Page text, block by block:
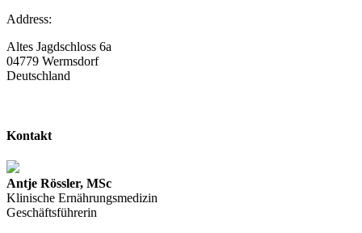
Address:
Altes Jagdschloss 6a
04779 Wermsdorf
Deutschland
Kontakt
Antje Rössler, MSc
Klinische Ernährungsmedizin
Geschäftsführerin